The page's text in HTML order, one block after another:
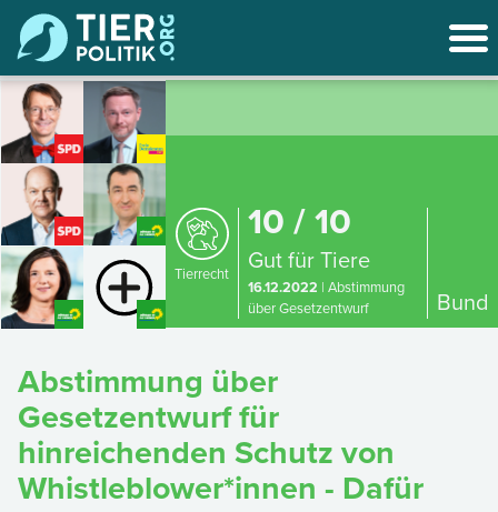
Tierrecht
10 / 10
Gut für Tiere
16.12.2022 | Abstimmung
über Gesetzentwurf
Bund
Abstimmung über
Gesetzentwurf für
hinreichenden Schutz von
Whistleblower*innen - Dafür